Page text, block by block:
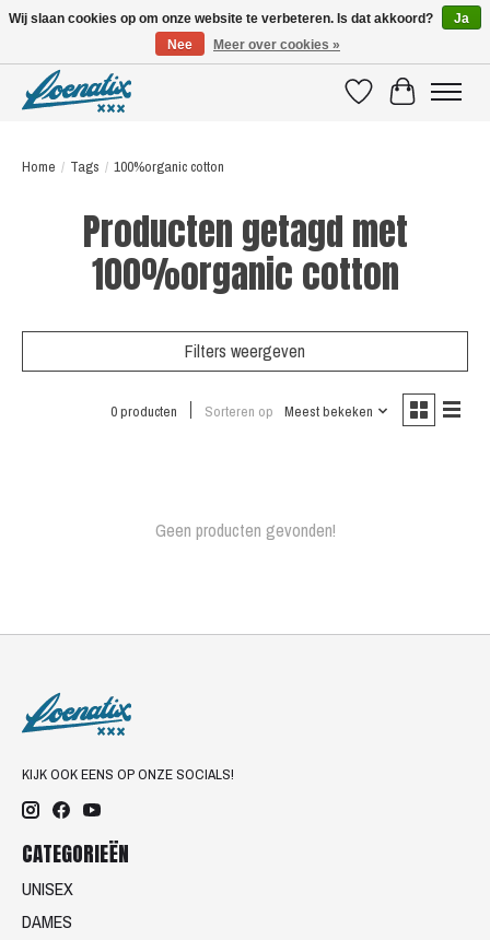
VerlanglijstWinkelwagen
Home / Tags / 100%organic cotton
Producten getagd met
100%organic cotton
Filters weergeven
0 producten Sorteren op Meest bekeken
Geen producten gevonden!
KIJK OOK EENS OP ONZE SOCIALS!
CATEGORIEËN
UNISEX
DAMES
Wij slaan cookies op om onze website te verbeteren. Is dat akkoord?
Ja
Nee
Meer over cookies »